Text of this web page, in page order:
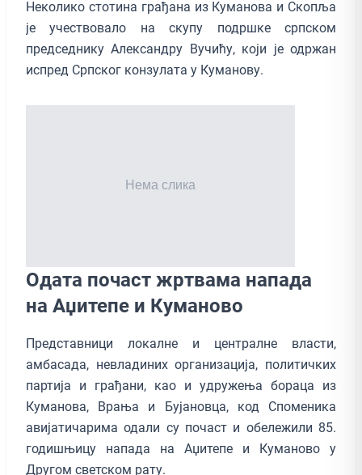
Неколико стотина грађана из Куманова и Скопља
је учествовало на скупу подршке српском
председнику Александру Вучићу, који је одржан
испред Српског конзулата у Куманову.
Одата почаст жртвама напада
на Аџитепе и Куманово
Представници локалне и централне власти,
амбасада, невладиних организација, политичких
партија и грађани, као и удружења бораца из
Куманова, Врања и Бујановца, код Споменика
авијатичарима одали су почаст и обележили 85.
годишњицу напада на Аџитепе и Куманово у
Другом светском рату.